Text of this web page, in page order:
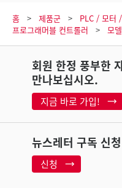
홈 제품군 PLC / 모터
프로그래머블 컨트롤러
모델
회원 한정 풍부한
만나보십시오.
지금 바로 가입!
뉴스레터 구독 신청
신청